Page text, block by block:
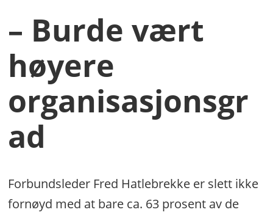
– Burde vært
høyere
organisasjonsgr
ad
Forbundsleder Fred Hatlebrekke er slett ikke
fornøyd med at bare ca. 63 prosent av de